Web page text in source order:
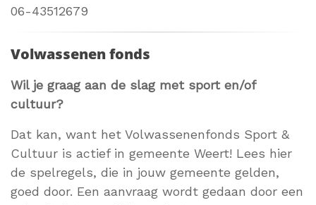
06-43512679
Volwassenen fonds
Wil je graag aan de slag met sport en/of
cultuur?
Dat kan, want het Volwassenenfonds Sport &
Cultuur is actief in gemeente Weert! Lees hier
de spelregels, die in jouw gemeente gelden,
goed door. Een aanvraag wordt gedaan door een